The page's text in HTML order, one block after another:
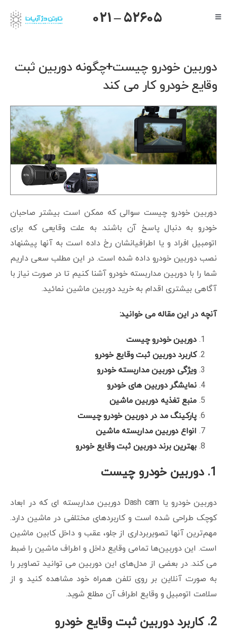
to
Toggle
یالینک
هایک ویژن
داهوا
تیاندی
021 – 52605
دوربین خودرو چیست+چگونه دوربین ثبت
وقایع خودرو کار می کند
دوربین خودرو چیست سوالی که ممکن است بیشتر صاحبان
خودرو به دنبال پاسخ آن باشند. به علت وقایعی که برای
اتومبیل افراد و یا اطرافیانشان رخ داده است به آنها پیشنهاد
نصب دوربین خودرو داده شده است. در این مطلب سعی داریم
شما را با دوربین مداربسته خودرو آشنا کنیم تا در صورت نیاز با
آگاهی بیشتری اقدام به خرید دوربین ماشین نمائید.
آنچه در این مقاله می خوانید:
دوربین خودرو چیست
کاربرد دوربین ثبت وقایع خودرو
ویژگی دوربین مداربسته خودرو
نمایشگر دوربین های خودرو
منبع تغذیه دوربین ماشین
پارکینگ مد در دوربین خودرو چیست
انواع دوربین مداربسته ماشین
بهترین برند دوربین ثبت وقایع خودرو
1. دوربین خودرو چیست
دوربین خودرو یا Dash cam دوربین مداربسته ای که در ابعاد
کوچک طراحی شده است و کاربردهای مختلفی در ماشین دارد.
مهم‌ترین آنها تصویربرداری از جلو، عقب و داخل کابین ماشین
است. این دوربین‌ها تمامی وقایع داخل و اطراف ماشین را ضبط
می کند. در بعضی از مدل‌های این دوربین می توانید تصاویر را
به صورت آنلاین بر روی تلفن همراه خود مشاهده کنید و از
سلامت اتومبیل و وقایع اطراف آن مطلع شوید.
2. کاربرد دوربین ثبت وقایع خودرو